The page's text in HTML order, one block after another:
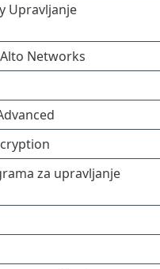
Upravljanje
Networks
za upravljanje